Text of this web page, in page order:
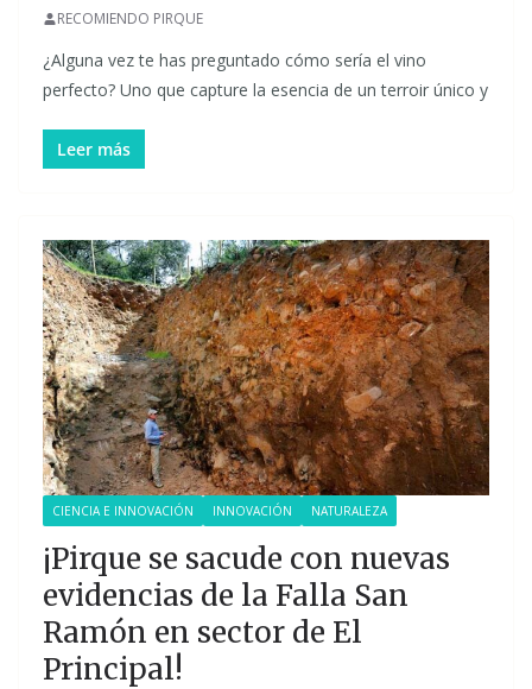
RECOMIENDO PIRQUE
¿Alguna vez te has preguntado cómo sería el vino
perfecto? Uno que capture la esencia de un terroir único y
Leer más
CIENCIA E INNOVACIÓN INNOVACIÓN NATURALEZA
¡Pirque se sacude con nuevas
evidencias de la Falla San
Ramón en sector de El
Principal!